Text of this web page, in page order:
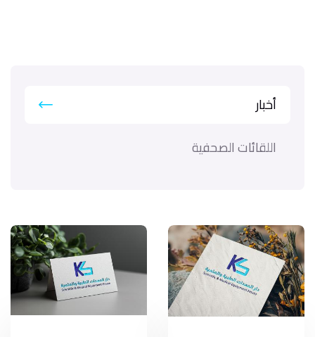
أخبار
اللقائات الصحفية